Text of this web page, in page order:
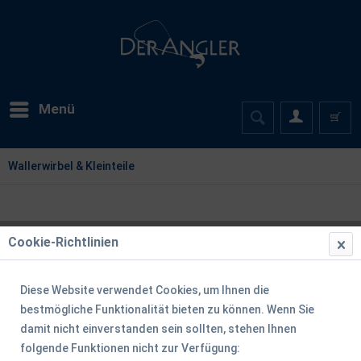
Menü
Wallerwirbel & Kleinteile
Cookie-Richtlinien
Diese Website verwendet Cookies, um Ihnen die
bestmögliche Funktionalität bieten zu können. Wenn Sie
damit nicht einverstanden sein sollten, stehen Ihnen
folgende Funktionen nicht zur Verfügung: